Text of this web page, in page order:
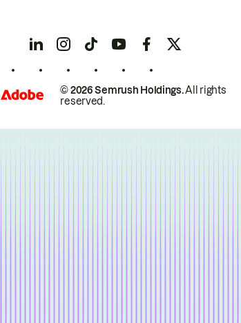
© 2026 Semrush Holdings.All rights
reserved.